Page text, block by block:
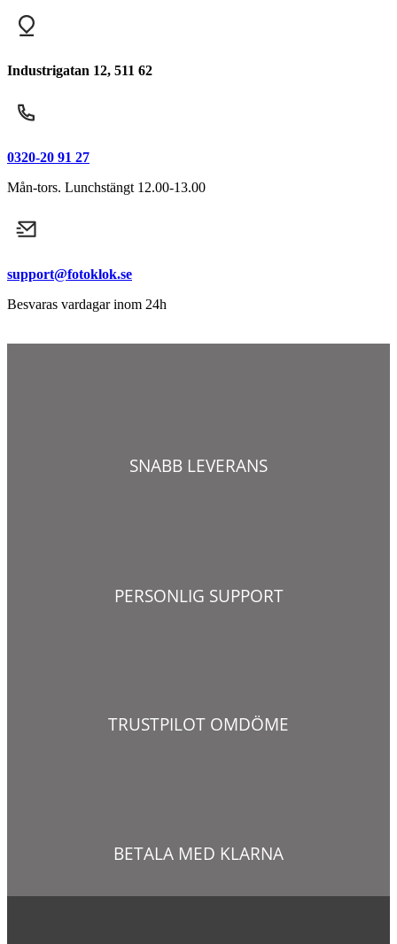
Industrigatan 12, 511 62
0320-20 91 27
Mån-tors. Lunchstängt 12.00-13.00
support@fotoklok.se
Besvaras vardagar inom 24h
SNABB LEVERANS
PERSONLIG SUPPORT
TRUSTPILOT OMDÖME
BETALA MED KLARNA